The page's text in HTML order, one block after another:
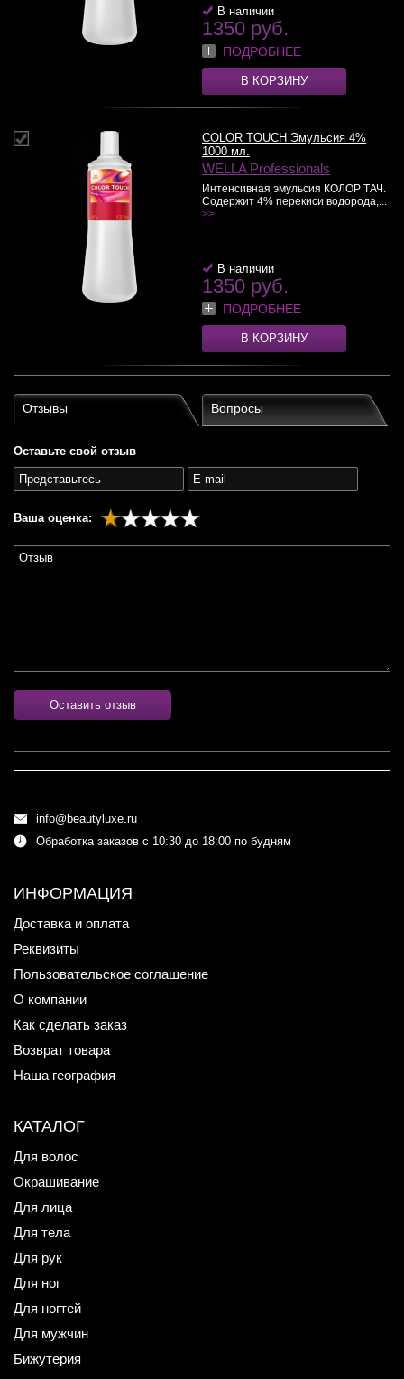
В наличии
1350 руб.
ПОДРОБНЕЕ
В КОРЗИНУ
COLOR TOUCH Эмульсия 4%
1000 мл.
WELLA Professionals
Интенсивная эмульсия КОЛОР ТАЧ.
Содержит 4% перекиси водорода,...
>>
В наличии
1350 руб.
ПОДРОБНЕЕ
В КОРЗИНУ
Отзывы Вопросы
Оставьте свой отзыв
Ваша оценка:
Оставить отзыв
info@beautyluxe.ru
Обработка заказов с 10:30 до 18:00 по будням
ИНФОРМАЦИЯ
Доставка и оплата
Реквизиты
Пользовательское соглашение
О компании
Как сделать заказ
Возврат товара
Наша география
КАТАЛОГ
Для волос
Окрашивание
Для лица
Для тела
Для рук
Для ног
Для ногтей
Для мужчин
Бижутерия